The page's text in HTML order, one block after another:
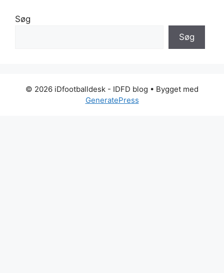
Søg
Søg
© 2026 iDfootballdesk - IDFD blog • Bygget med
GeneratePress